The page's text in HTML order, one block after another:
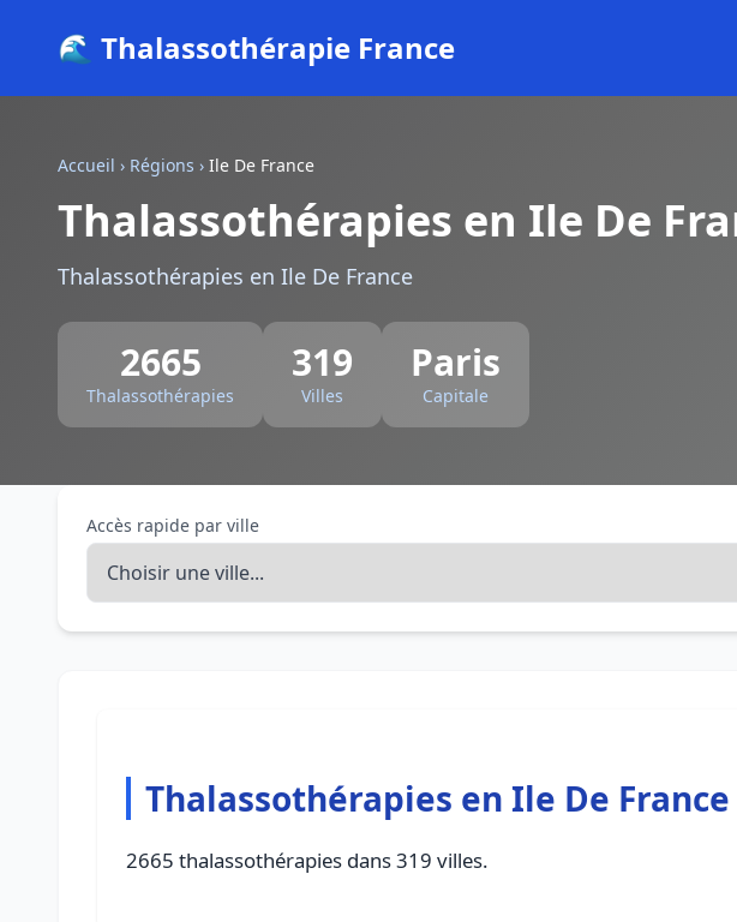
🌊 Thalassothérapie France
Accueil › Régions › Ile De France
Thalassothérapies en Ile De
Thalassothérapies en Ile De France
2665
Thalassothérapies
319
Villes
Paris
Capitale
Accès rapide par ville
Thalassothérapies en Ile De France
2665 thalassothérapies dans 319 villes.